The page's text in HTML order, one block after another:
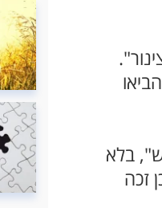
בלא
זכה